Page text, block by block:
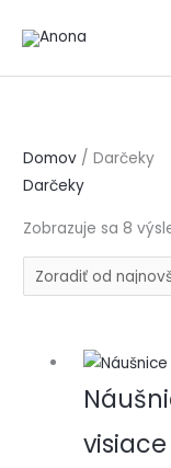
Domov / Darčeky
Darčeky
Zobrazuje sa 8
visiace